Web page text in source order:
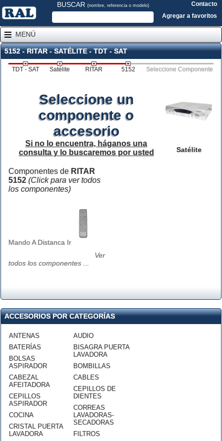
BUSCAR (nombre, referencia o modelo)
Contacto
Agregar a favoritos
MENÚ
5152 - RITAR - SATÉLITE - TDT - SAT
TDT - SAT Satélite RITAR 5152 Seleccione Componente
Satélite
Seleccione un
componente o
accesorio
Si no lo encuentra, háganos una
consulta y lo buscaremos por usted
Componentes de RITAR
5152 (Click para ver todos
los componentes)
Mando A Distanca Ir
Ver
todos los componentes ...
ACCESORIOS POR CATEGORÍAS
ANTENAS
BATERÍAS
BOLSAS
ASPIRADOR
CABEZAL
AFEITADORA
CEPILLOS
ASPIRADOR
COCINA
CRISTAL PUERTA
LAVADORA
AUDIO
BISAGRA PUERTA
LAVADORA
BOMBILLAS
CABLES
CEPILLOS DE
DIENTES
CORREAS
LAVADORAS-
SECADORAS
FILTROS